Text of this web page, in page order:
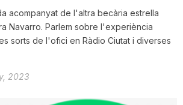
acompanyat de l'altra becària estrella
Navarro. Parlem sobre l'experiència
sorts de l'ofici en Ràdio Ciutat i diverses
2023